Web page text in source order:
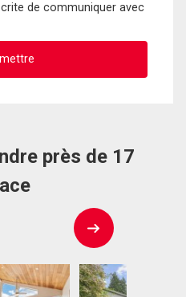
de communiquer avec
près de 17